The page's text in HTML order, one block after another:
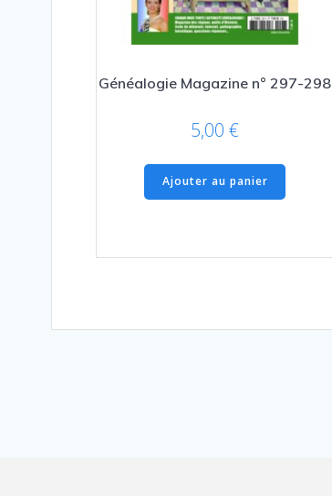
Généalogie Magazine n° 297-298
5,00 €
Ajouter au panier